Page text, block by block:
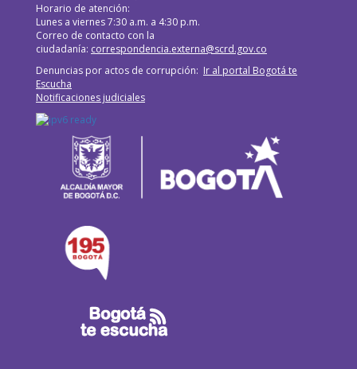
Horario de atención:
Lunes a viernes 7:30 a.m. a 4:30 p.m.
Correo de contacto con la
ciudadanía: correspondencia.externa@scrd.gov.co
Denuncias por actos de corrupción: Ir al portal Bogotá te
Escucha
Notificaciones judiciales